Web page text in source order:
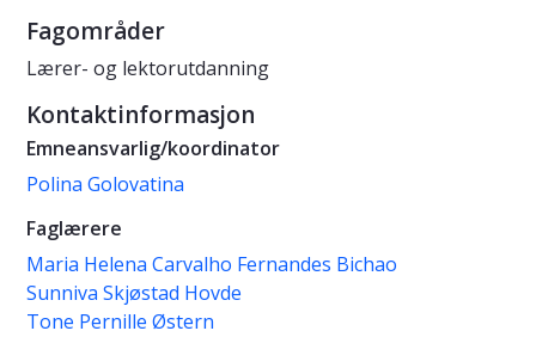
Fagområder
Lærer- og lektorutdanning
Kontaktinformasjon
Emneansvarlig/koordinator
Polina Golovatina
Faglærere
Maria Helena Carvalho Fernandes Bichao
Sunniva Skjøstad Hovde
Tone Pernille Østern